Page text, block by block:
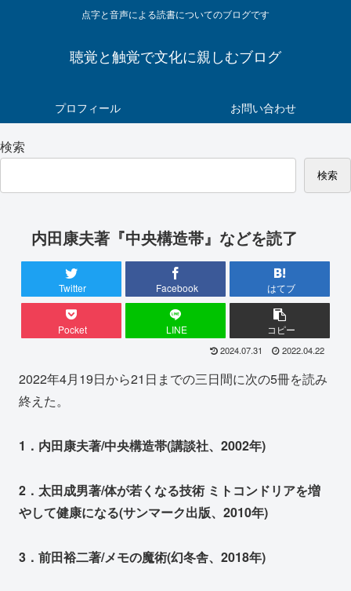
点字と音声による読書についてのブログです
聴覚と触覚で文化に親しむブログ
プロフィール お問い合わせ
検索
検索
内田康夫著『中央構造帯』などを読了
Twitter Facebook はてブ
Pocket LINE コピー
2024.07.31 2022.04.22
2022年4月19日から21日までの三日間に次の5冊を読み
終えた。
1．内田康夫著/中央構造帯(講談社、2002年)
2．太田成男著/体が若くなる技術 ミトコンドリアを増
やして健康になる(サンマーク出版、2010年)
3．前田裕二著/メモの魔術(幻冬舎、2018年)